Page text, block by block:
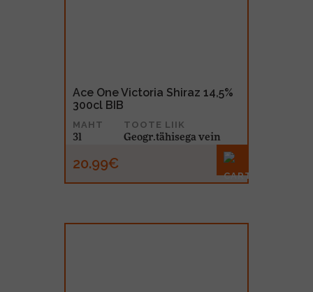
Ace One Victoria Shiraz 14,5%
300cl BIB
MAHT
3l
TOOTE LIIK
Geogr.tähisega vein
20.99€